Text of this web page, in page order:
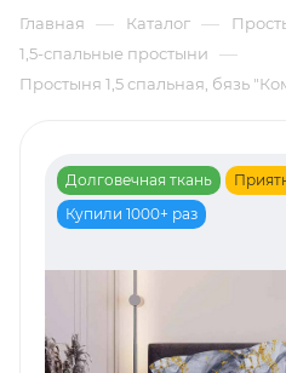
Главная — Каталог —
1,5-спальные простыни —
Простыня 1,5 спальная, бязь
Долговечная ткань
Купили 1000+ раз